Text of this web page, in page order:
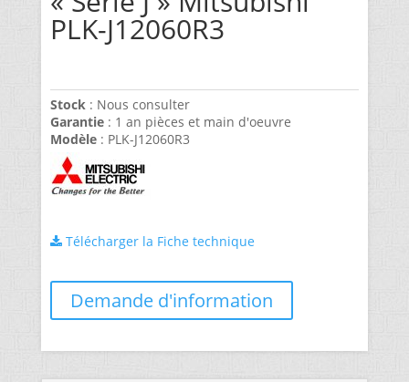
PLK-J12060R3
Stock: Nous consulter
Garantie: 1 an pièces et main d'oeuvre
Modèle: PLK-J12060R3
Télécharger la Fiche technique
Demande d'information